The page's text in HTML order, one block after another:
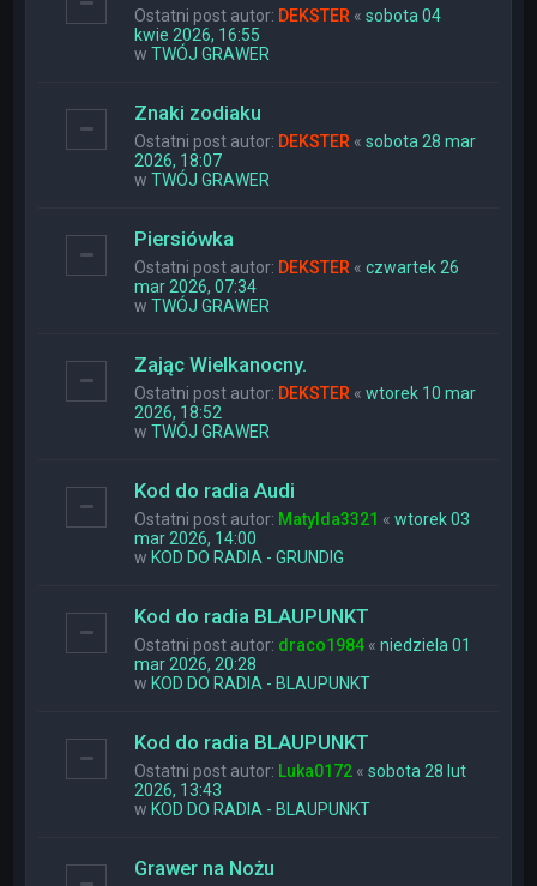
Ostatni post autor: DEKSTER «sobota 04
kwie 2026, 16:55
wTWÓJ GRAWER
Znaki zodiaku
Ostatni post autor: DEKSTER «sobota 28 mar
2026, 18:07
wTWÓJ GRAWER
Piersiówka
Ostatni post autor: DEKSTER «czwartek 26
mar 2026, 07:34
wTWÓJ GRAWER
Zając Wielkanocny.
Ostatni post autor: DEKSTER «wtorek 10 mar
2026, 18:52
wTWÓJ GRAWER
Kod do radia Audi
Ostatni post autor: Matylda3321 «wtorek 03
mar 2026, 14:00
w KOD DO RADIA - GRUNDIG
Kod do radia BLAUPUNKT
Ostatni post autor: draco1984 «niedziela 01
mar 2026, 20:28
w KOD DO RADIA - BLAUPUNKT
Kod do radia BLAUPUNKT
Ostatni post autor: Luka0172 «sobota 28 lut
2026, 13:43
w KOD DO RADIA - BLAUPUNKT
Grawer na Nożu